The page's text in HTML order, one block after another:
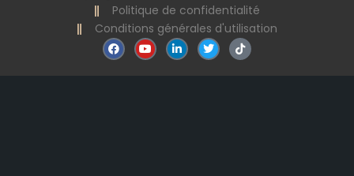
Politique de confidentialité
Conditions générales d'utilisation
F
a
c
Y
o
u
L
i
n
T
w
i
T
i
k